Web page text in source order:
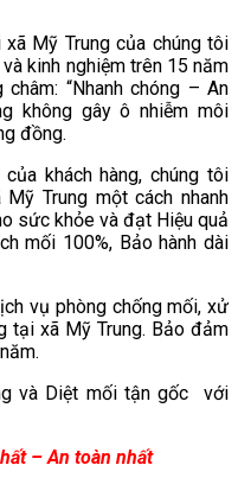
xã Mỹ Trungcủa chúng tôi
kinh nghiệm trên 15 năm
“Nhanh chóng – An
không gây ô nhiễm môi
đồng.
khách hàng, chúng tôi
Trung một cách nhanh
sức khỏe và đạt Hiệu quả
mối 100%, Bảo hành dài
vụ phòng chống mối, xử
tại xã Mỹ Trung. Bảo đảm
và Diệt mối tận gốc với
– An toàn nhất